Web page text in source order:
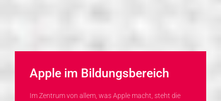
Apple im Bildungsbereich
Im Zentrum von allem, was Apple macht, steht die